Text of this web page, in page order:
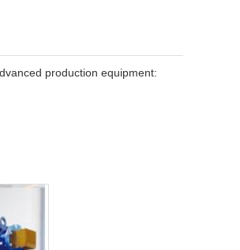
production equipment: